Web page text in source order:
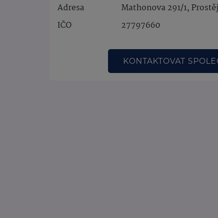
Adresa
Mathonova 291/1,
IČO
27797660
KONTAKTOVAT